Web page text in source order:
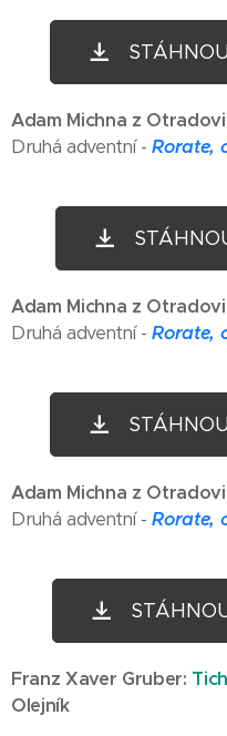
Adam Michna z
Druhá adventní -Rorate,
Adam Michna z
Druhá adventní -Rorate,
Adam Michna z
Druhá adventní -Rorate,
Franz Xaver Gruber:
Olejník